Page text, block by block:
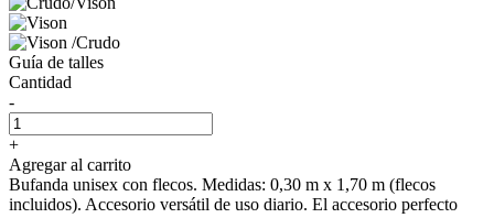
Guía de talles
Cantidad
-
+
Agregar al carrito
Bufanda unisex con flecos. Medidas: 0,30 m x 1,70 m (flecos
incluidos). Accesorio versátil de uso diario. El accesorio perfecto